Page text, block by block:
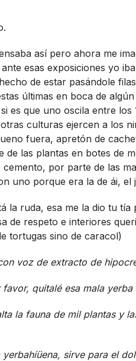
así­ pero ahora me
esas exposiciones yo
de estar pasándole
últimas en boca de
es que uno oscila entre los
culturas ejercen a los
fuera, apretón de
de las plantas en botes de
cemento, por parte de las
uno porque era la de ái, el
la ruda, esa me la dio tu
de respeto e interiores
tortugas sino de caracol)
voz de extracto de
favor, quitalé esa mala
la fauna de mil plantas y
yerbahíüena, sirve para el